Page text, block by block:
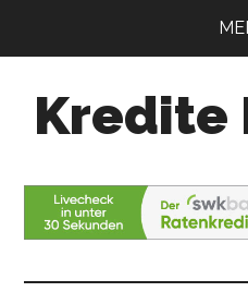
Kredite
für
Ihren
Kredit